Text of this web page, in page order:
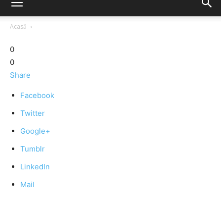
Acasă
0
0
Share
Facebook
Twitter
Google+
Tumblr
LinkedIn
Mail